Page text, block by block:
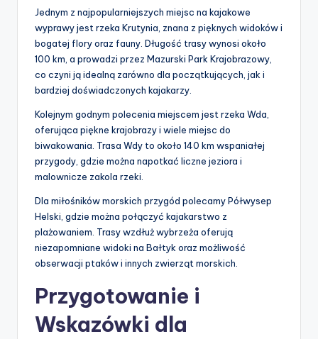
Jednym z najpopularniejszych miejsc na kajakowe
wyprawy jest rzeka Krutynia, znana z pięknych widoków i
bogatej flory oraz fauny. Długość trasy wynosi około
100 km, a prowadzi przez Mazurski Park Krajobrazowy,
co czyni ją idealną zarówno dla początkujących, jak i
bardziej doświadczonych kajakarzy.
Kolejnym godnym polecenia miejscem jest rzeka Wda,
oferująca piękne krajobrazy i wiele miejsc do
biwakowania. Trasa Wdy to około 140 km wspaniałej
przygody, gdzie można napotkać liczne jeziora i
malownicze zakola rzeki.
Dla miłośników morskich przygód polecamy Półwysep
Helski, gdzie można połączyć kajakarstwo z
plażowaniem. Trasy wzdłuż wybrzeża oferują
niezapomniane widoki na Bałtyk oraz możliwość
obserwacji ptaków i innych zwierząt morskich.
Przygotowanie i
Wskazówki dla